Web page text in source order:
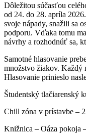
Dôležitou súčasťou
od 24. do 28. apríla
svoje nápady, snažili sa
podporu. Vďaka tomu
návrhy a rozhodnúť sa,
Samotné hlasovanie
množstvo žiakov. Každý
Hlasovanie prinieslo
Študentský tlačiarenský
Chill zóna v prístavbe –
Knižnica – Oáza pokoja